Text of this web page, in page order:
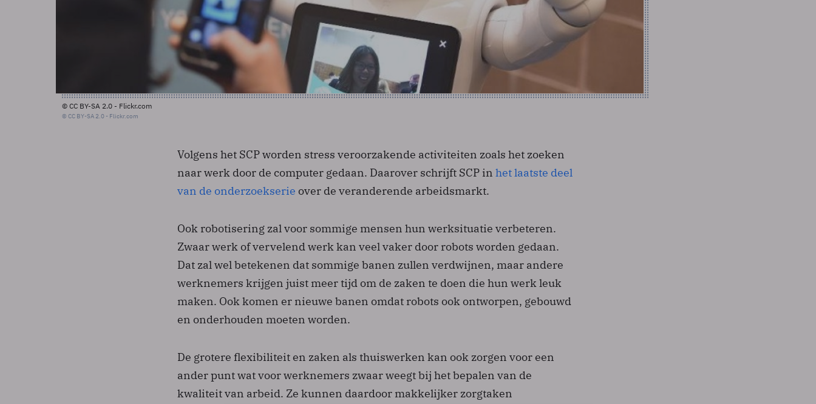
© CC BY-SA 2.0 - Flickr.com
© CC BY-SA 2.0 - Flickr.com
Volgens het SCP worden stress veroorzakende activiteiten zoals het zoeken
naar werk door de computer gedaan. Daarover schrijft SCP in het laatste deel
van de onderzoekserie over de veranderende arbeidsmarkt.
Ook robotisering zal voor sommige mensen hun werksituatie verbeteren.
Zwaar werk of vervelend werk kan veel vaker door robots worden gedaan.
Dat zal wel betekenen dat sommige banen zullen verdwijnen, maar andere
werknemers krijgen juist meer tijd om de zaken te doen die hun werk leuk
maken. Ook komen er nieuwe banen omdat robots ook ontworpen, gebouwd
en onderhouden moeten worden.
De grotere flexibiliteit en zaken als thuiswerken kan ook zorgen voor een
ander punt wat voor werknemers zwaar weegt bij het bepalen van de
kwaliteit van arbeid. Ze kunnen daardoor makkelijker zorgtaken